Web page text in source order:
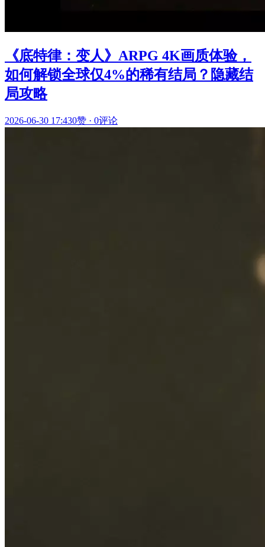
《底特律：变人》ARPG 4K画质体验，
如何解锁全球仅4%的稀有结局？隐藏结
局攻略
2026-06-30 17:430赞 · 0评论